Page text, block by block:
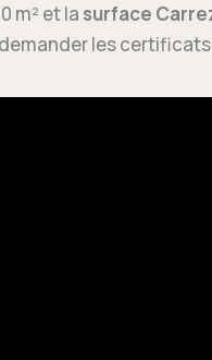
m² et la surface
les